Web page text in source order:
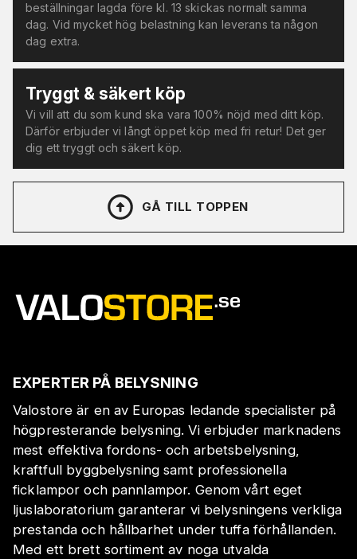
beställningar lagda före kl. 13 skickas normalt samma
dag. Vid mycket hög belastning kan leverans ta någon
dag extra.
Tryggt & säkert köp
Vi vill att du som kund ska vara 100% nöjd med ditt köp.
Därför erbjuder vi långt öppet köp med fri retur! Det ger
dig ett tryggt och säkert köp.
GÅ TILL TOPPEN
EXPERTER PÅ BELYSNING
Valostore är en av Europas ledande specialister på
högpresterande belysning. Vi erbjuder marknadens
mest effektiva fordons- och arbetsbelysning,
kraftfull byggbelysning samt professionella
ficklampor och pannlampor. Genom vårt eget
ljuslaboratorium garanterar vi belysningens verkliga
prestanda och hållbarhet under tuffa förhållanden.
Med ett brett sortiment av noga utvalda